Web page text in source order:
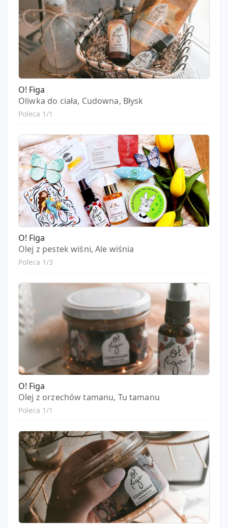
O! Figa
Oliwka do ciała, Cudowna, Błysk
Poleca 1/1
O! Figa
Olej z pestek wiśni, Ale wiśnia
Poleca 1/3
O! Figa
Olej z orzechów tamanu, Tu tamanu
Poleca 1/1